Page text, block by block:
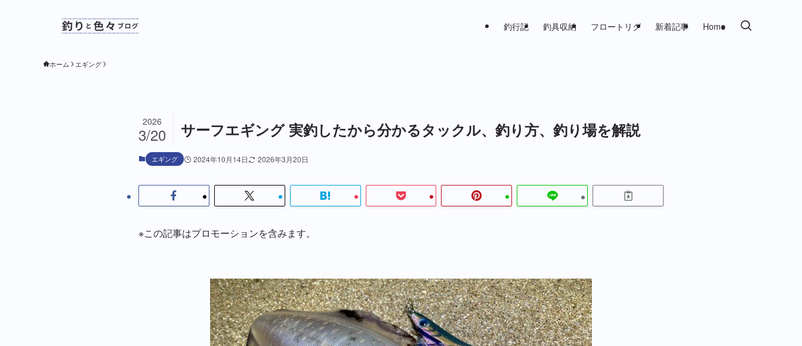
釣行記 釣具収納 フロートリグ 新着記事 Home
ホーム エギング
サーフエギング 実釣したから分かるタックル、釣り方、釣り場を解説
2026
3/20
エギング 2024年10月14日 2026年3月20日
※この記事はプロモーションを含みます。